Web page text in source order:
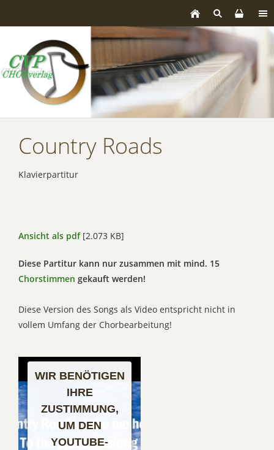
Country Roads
Klavierpartitur
Ansicht als pdf[2.073 KB]
Diese Partitur kann nur zusammen mit mind. 15
Chorstimmen gekauft werden!
Diese Version des Songs als Video entspricht nicht in
vollem Umfang der Chorbearbeitung!
WIR BENÖTIGEN
IHRE
ZUSTIMMUNG,
UM DEN
YOUTUBE-